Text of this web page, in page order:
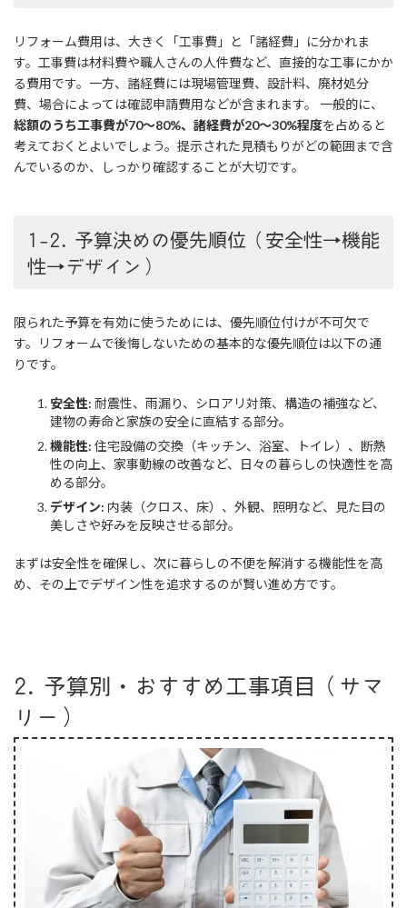
リフォーム費用は、大きく「工事費」と「諸経費」に分かれま
す。工事費は材料費や職人さんの人件費など、直接的な工事にかか
る費用です。一方、諸経費には現場管理費、設計料、廃材処分
費、場合によっては確認申請費用などが含まれます。 一般的に、
総額のうち工事費が70〜80%、諸経費が20〜30%程度を占めると
考えておくとよいでしょう。提示された見積もりがどの範囲まで含
んでいるのか、しっかり確認することが大切です。
1-2. 予算決めの優先順位（安全性→機能
性→デザイン）
限られた予算を有効に使うためには、優先順位付けが不可欠で
す。リフォームで後悔しないための基本的な優先順位は以下の通
りです。
安全性: 耐震性、雨漏り、シロアリ対策、構造の補強など、
建物の寿命と家族の安全に直結する部分。
機能性: 住宅設備の交換（キッチン、浴室、トイレ）、断熱
性の向上、家事動線の改善など、日々の暮らしの快適性を高
める部分。
デザイン: 内装（クロス、床）、外観、照明など、見た目の
美しさや好みを反映させる部分。
まずは安全性を確保し、次に暮らしの不便を解消する機能性を高
め、その上でデザイン性を追求するのが賢い進め方です。
2. 予算別・おすすめ工事項目（サマ
リー）